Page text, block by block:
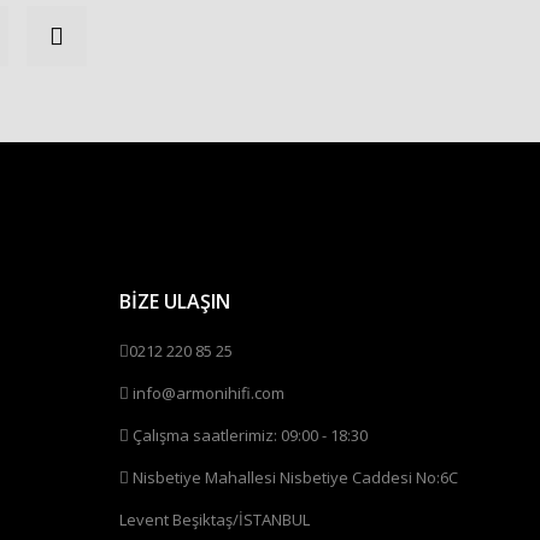
BİZE ULAŞIN
0212 220 85 25
info@armonihifi.com
Çalışma saatlerimiz: 09:00 - 18:30
Nisbetiye Mahallesi Nisbetiye Caddesi No:6C
Levent Beşiktaş/İSTANBUL